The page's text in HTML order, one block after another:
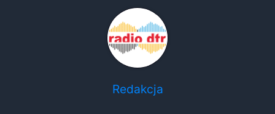
Redakcja